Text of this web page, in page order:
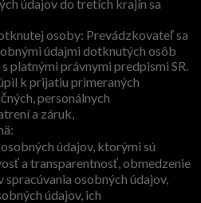
údajov do tretích krajín sa
osoby: Prevádzkovateľ sa
údajmi dotknutých osôb
platnými právnymi predpismi SR.
k prijatiu primeraných
personálnych
a záruk,
údajov, ktorými sú
a transparentnosť, obmedzenie
osobných údajov,
údajov, ich